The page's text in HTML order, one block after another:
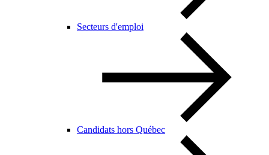
Secteurs d'emploi
Candidats hors Québec